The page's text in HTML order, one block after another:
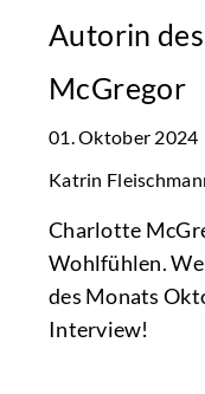
Autorin
McGregor
01. Oktober 2024
Katrin
Charlotte
Wohlfühlen.
des Monats
Interview!